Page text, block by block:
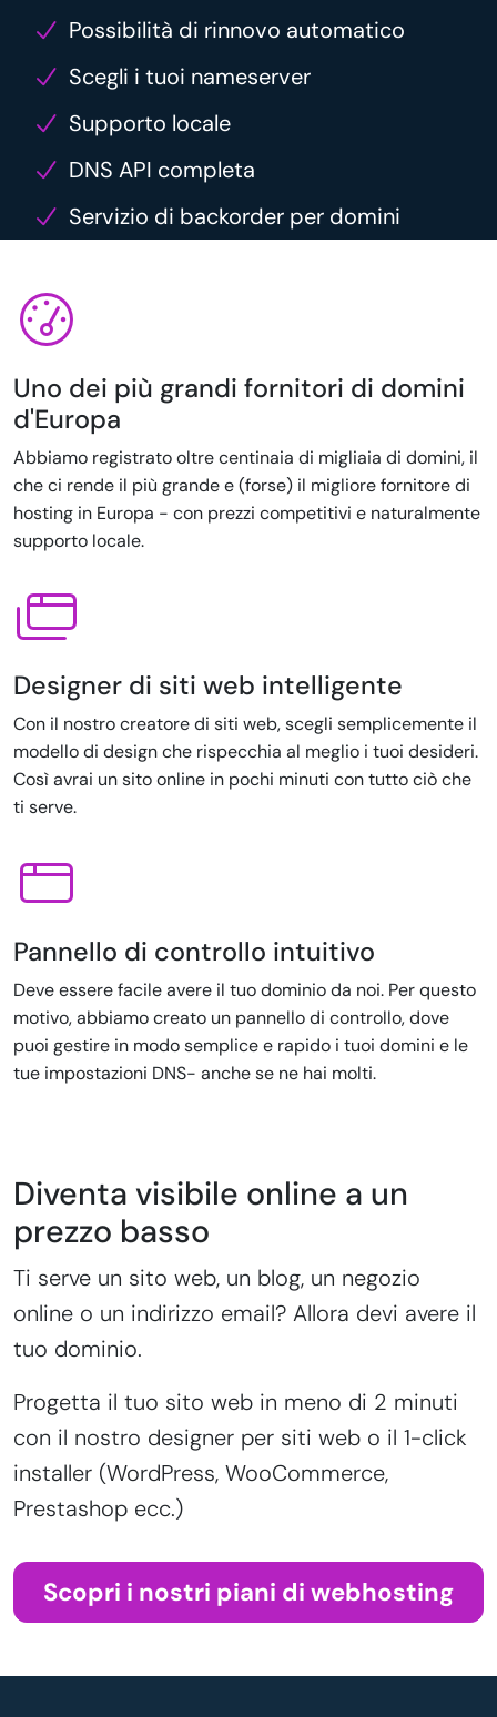
Possibilità di rinnovo automatico
Scegli i tuoi nameserver
Supporto locale
DNS API completa
Servizio di backorder per domini
Uno dei più grandi fornitori di domini
d'Europa
Abbiamo registrato oltre centinaia di migliaia di domini, il
che ci rende il più grande e (forse) il migliore fornitore di
hosting in Europa - con prezzi competitivi e naturalmente
supporto locale.
Designer di siti web intelligente
Con il nostro creatore di siti web, scegli semplicemente il
modello di design che rispecchia al meglio i tuoi desideri.
Così avrai un sito online in pochi minuti con tutto ciò che
ti serve.
Pannello di controllo intuitivo
Deve essere facile avere il tuo dominio da noi. Per questo
motivo, abbiamo creato un pannello di controllo, dove
puoi gestire in modo semplice e rapido i tuoi domini e le
tue impostazioni DNS- anche se ne hai molti.
Diventa visibile online a un
prezzo basso
Ti serve un sito web, un blog, un negozio
online o un indirizzo email? Allora devi avere il
tuo dominio.
Progetta il tuo sito web in meno di 2 minuti
con il nostro designer per siti web o il 1-click
installer (WordPress, WooCommerce,
Prestashop ecc.)
Scopri i nostri piani di webhosting